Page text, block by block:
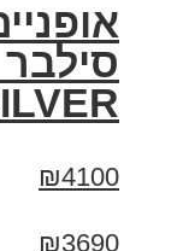
₪4100
₪3690